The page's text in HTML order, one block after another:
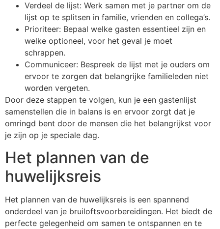
Verdeel de lijst: Werk samen met je partner om de
lijst op te splitsen in familie, vrienden en collega’s.
Prioriteer: Bepaal welke gasten essentieel zijn en
welke optioneel, voor het geval je moet
schrappen.
Communiceer: Bespreek de lijst met je ouders om
ervoor te zorgen dat belangrijke familieleden niet
worden vergeten.
Door deze stappen te volgen, kun je een gastenlijst
samenstellen die in balans is en ervoor zorgt dat je
omringd bent door de mensen die het belangrijkst voor
je zijn op je speciale dag.
Het plannen van de
huwelijksreis
Het plannen van de huwelijksreis is een spannend
onderdeel van je bruiloftsvoorbereidingen. Het biedt de
perfecte gelegenheid om samen te ontspannen en te